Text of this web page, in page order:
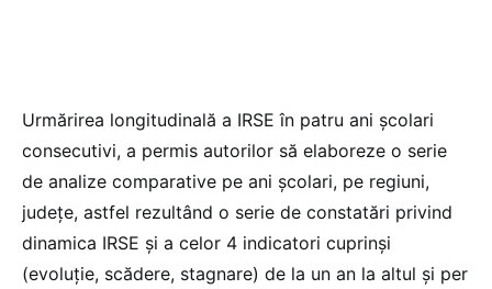
Urmărirea longitudinală a IRSE în patru ani școlari
consecutivi, a permis autorilor să elaboreze o serie
de analize comparative pe ani școlari, pe regiuni,
județe, astfel rezultând o serie de constatări privind
dinamica IRSE și a celor 4 indicatori cuprinși
(evoluție, scădere, stagnare) de la un an la altul și per